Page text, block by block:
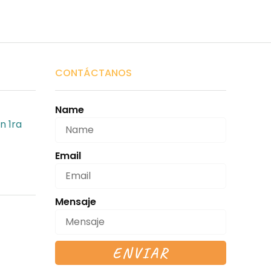
1ra
CONTÁCTANOS
Name
Email
Mensaje
ENVIAR